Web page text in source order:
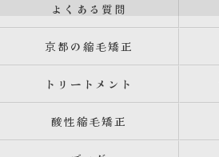
よくある質問
京都の縮毛矯正
トリートメント
酸性縮毛矯正